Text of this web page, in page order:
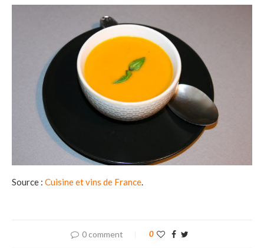
Source : Cuisine et vins de France.
0 comment 0